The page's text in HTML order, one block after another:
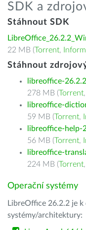
SDK a
Stáhnout SDK
22 MB (Torrent,
Stáhnout
libreoffice-
278 MB (Torrent,
libreoffice-
59 MB (Torrent,
libreoffice-help-
56 MB (Torrent,
libreoffice-
224 MB (Torrent,
Operační systémy
LibreOffice 26.2.2 je
systémy/architektury: